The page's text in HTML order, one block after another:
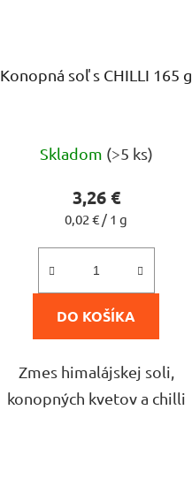
Konopná soľ s CHILLI 165 g
hodnotenie
produktu
je
5,0
z
5
hviezdičiek.
Skladom (>5 ks)
3,26 €
Jednotková
0,02 € / 1 g
DO KOŠÍKA
Zmes himalájskej soli,
konopných kvetov a chilli